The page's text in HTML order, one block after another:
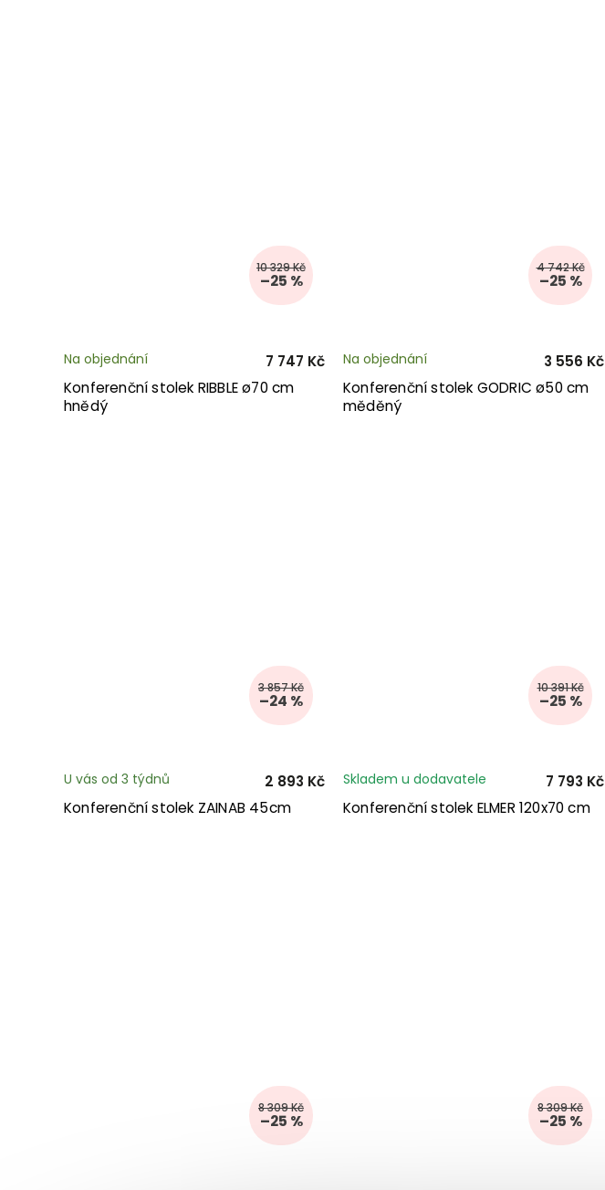
10 329 Kč
–25 %
Konferenční stolek RIBBLE ø70 cm
hnědý
Na objednání 7 747 Kč
4 742 Kč
–25 %
Konferenční stolek GODRIC ø50 cm
měděný
Na objednání 3 556 Kč
3 857 Kč
–24 %
Konferenční stolek ZAINAB 45cm
U vás od 3 týdnů 2 893 Kč
10 391 Kč
–25 %
Konferenční stolek ELMER 120x70 cm
Skladem u dodavatele 7 793 Kč
8 309 Kč
–25 %
8 309 Kč
–25 %